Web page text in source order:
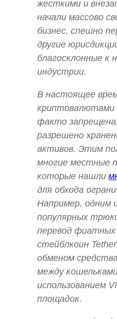
жесткими и
начали массово
бизнес, спешно
другие
благосклонные к
индустрии.
В настоящее
криптовалютами
факто
разрешено
активов. Этим
многие местные
которые нашли
для обхода
Например, одним
популярных
перевод фиатных
стейблкоин
обменом
между
использованием
площадок.